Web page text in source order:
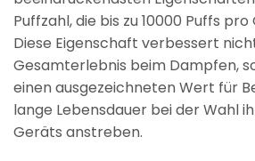
Puffzahl, die bis zu 10000 Puffs
Diese Eigenschaft verbessert
Gesamterlebnis beim Dampfen,
einen ausgezeichneten Wert für
lange Lebensdauer bei der Wahl
Geräts anstreben.